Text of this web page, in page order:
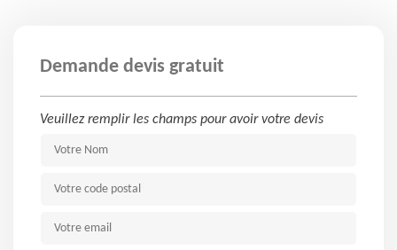
Demande devis gratuit
Veuillez remplir les champs pour avoir votre devis